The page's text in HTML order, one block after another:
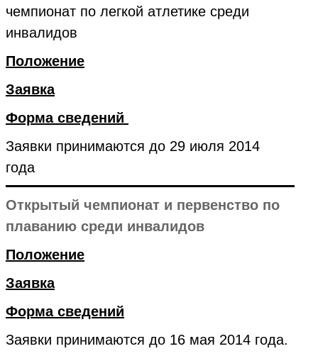
чемпионат по легкой атлетике среди
инвалидов
Положение
Заявка
Форма сведений
Заявки принимаются до 29 июля 2014
года
Открытый чемпионат и первенство по
плаванию среди инвалидов
Положение
Заявка
Форма сведений
Заявки принимаются до 16 мая 2014 года.